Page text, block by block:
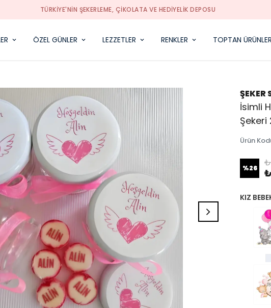
TÜRKIYE'NIN ŞEKERLEME, ÇIKOLATA VE HEDIYELIK DEPOSU
ÖZEL GÜNLER LEZZETLER RENKLER TOPTAN ÜRÜNLER
ŞEKER
İsimli
Şekeri
Ürün
%26 ₺
KIZ